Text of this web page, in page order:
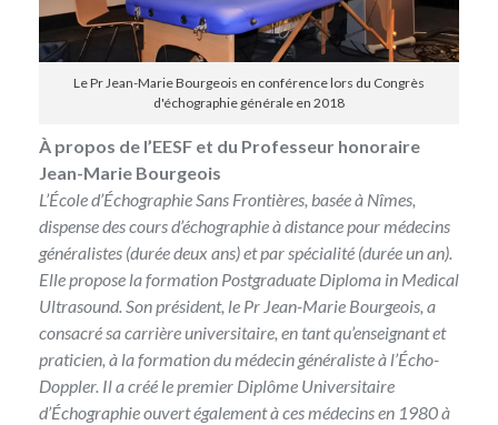
Le Pr Jean-Marie Bourgeois en conférence lors du Congrès
d'échographie générale en 2018
À propos de l’EESF et du Professeur honoraire
Jean-Marie Bourgeois
L’École d’Échographie Sans Frontières, basée à Nîmes,
dispense des cours d’échographie à distance pour médecins
généralistes (durée deux ans) et par spécialité (durée un an).
Elle propose la formation Postgraduate Diploma in Medical
Ultrasound. Son président, le Pr Jean-Marie Bourgeois, a
consacré sa carrière universitaire, en tant qu’enseignant et
praticien, à la formation du médecin généraliste à l’Écho-
Doppler. Il a créé le premier Diplôme Universitaire
d’Échographie ouvert également à ces médecins en 1980 à